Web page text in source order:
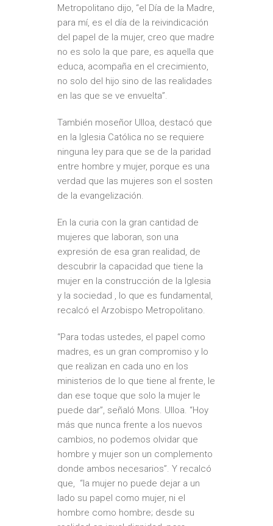
Metropolitano dijo, “el Día de la Madre,
para mí, es el día de la reivindicación
del papel de la mujer, creo que madre
no es solo la que pare, es aquella que
educa, acompaña en el crecimiento,
no solo del hijo sino de las realidades
en las que se ve envuelta”.
También moseñor Ulloa, destacó que
en la Iglesia Católica no se requiere
ninguna ley para que se de la paridad
entre hombre y mujer, porque es una
verdad que las mujeres son el sosten
de la evangelización.
En la curia con la gran cantidad de
mujeres que laboran, son una
expresión de esa gran realidad, de
descubrir la capacidad que tiene la
mujer en la construcción de la Iglesia
y la sociedad , lo que es fundamental,
recalcó el Arzobispo Metropolitano.
“Para todas ustedes, el papel como
madres, es un gran compromiso y lo
que realizan en cada uno en los
ministerios de lo que tiene al frente, le
dan ese toque que solo la mujer le
puede dar”, señaló Mons. Ulloa. “Hoy
más que nunca frente a los nuevos
cambios, no podemos olvidar que
hombre y mujer son un complemento
donde ambos necesarios”. Y recalcó
que, “la mujer no puede dejar a un
lado su papel como mujer, ni el
hombre como hombre; desde su